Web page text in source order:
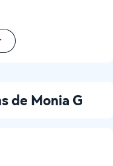
de Monia G